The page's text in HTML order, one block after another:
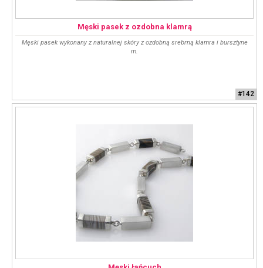
Męski pasek z ozdobna klamrą
Męski pasek wykonany z naturalnej skóry z ozdobną srebrną klamra i bursztyne
m.
#142